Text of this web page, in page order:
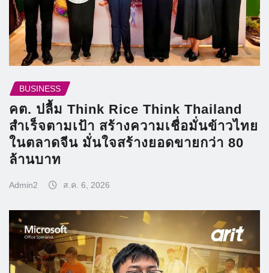
BUSINESS
คต. ปลื้ม Think Rice Think Thailand
สำเร็จตามเป้า สร้างความเชื่อมั่นข้าวไทย
ในตลาดจีน มั่นใจสร้างยอดขายกว่า 80
ล้านบาท
Admin2 ส.ค. 6, 2026